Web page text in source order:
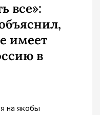
все»:
имеет
в
на якобы